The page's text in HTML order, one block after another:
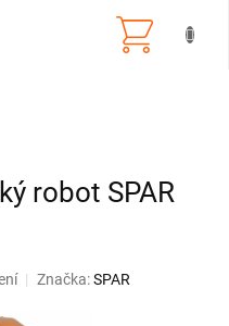
robot SPAR
Značka:SPAR